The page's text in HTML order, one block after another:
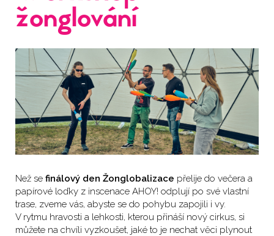
žonglování
Než se finálový den Žonglobalizace přelije do večera a
papírové loďky z inscenace AHOY! odplují po své vlastní
trase, zveme vás, abyste se do pohybu zapojili i vy.
V rytmu hravosti a lehkosti, kterou přináší nový cirkus, si
můžete na chvíli vyzkoušet, jaké to je nechat věci plynout